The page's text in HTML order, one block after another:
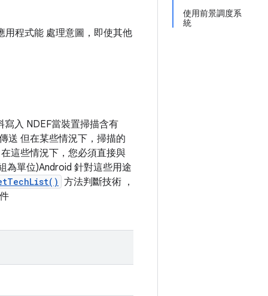
使用前景調度系
統
用程式能 處理意圖，即使其他
入 NDEF當裝置掃描含有
送 但在某些情況下，掃描的
這些情況下，您必須直接與
為單位)Android 針對這些用途
方法判斷技術 ，